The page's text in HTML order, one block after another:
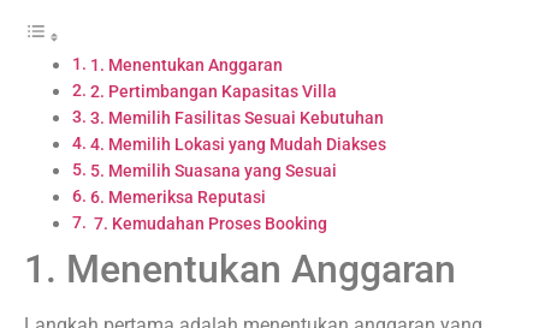
1. Menentukan Anggaran
2. Pertimbangan Kapasitas Villa
3. Memilih Fasilitas Sesuai Kebutuhan
4. Memilih Lokasi yang Mudah Diakses
5. Memilih Suasana yang Sesuai
6. Memeriksa Reputasi
7. Kemudahan Proses Booking
1. Menentukan Anggaran